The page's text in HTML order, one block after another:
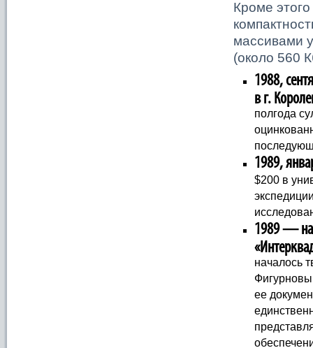
Кроме
массивами
(около 560
1988,
в г.
полгода
1989,
$200 в
1989 —
началось
ее